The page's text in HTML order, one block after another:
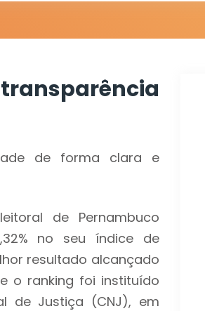
de forma clara e
de Pernambuco
no seu índice de
resultado alcançado
o ranking foi instituído
de Justiça (CNJ), em